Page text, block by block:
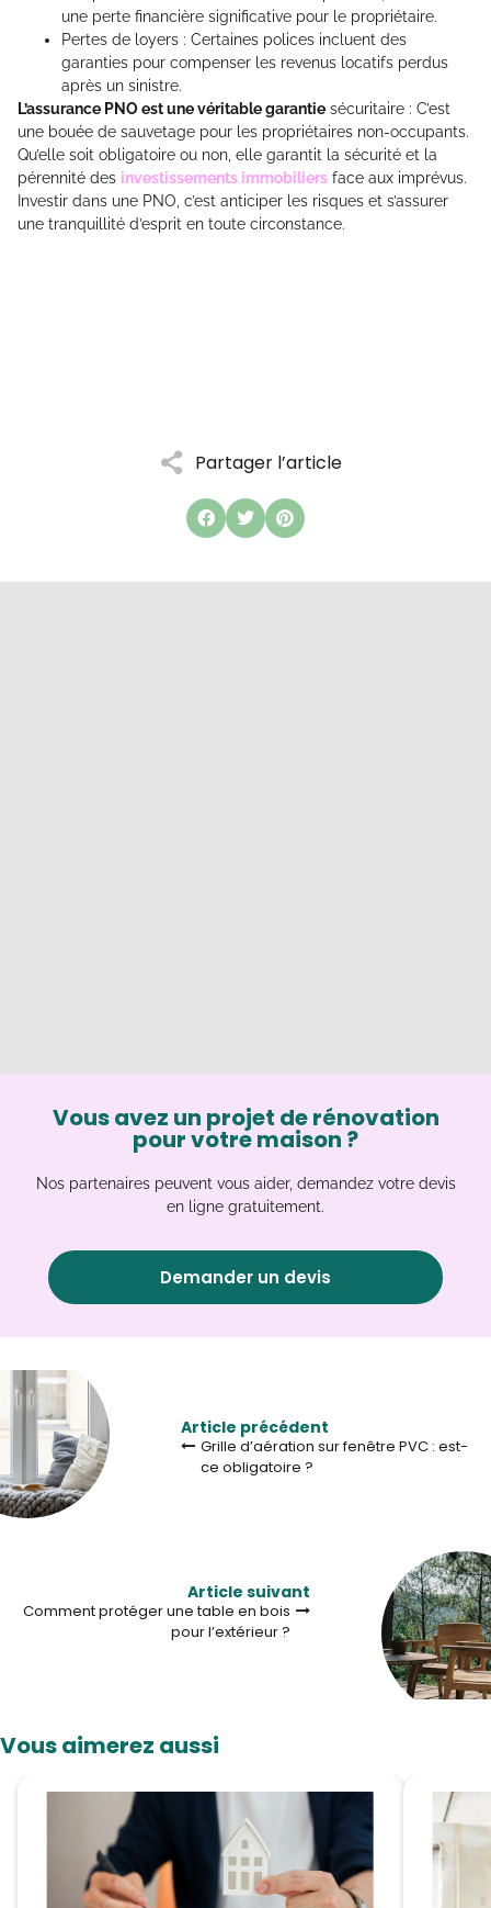
Partager l’article
une perte financière significative pour le propriétaire.
Pertes de loyers : Certaines polices incluent des
garanties pour compenser les revenus locatifs perdus
après un sinistre.
L’assurance PNO est une véritable garantie sécuritaire : C’est
une bouée de sauvetage pour les propriétaires non-occupants.
Qu’elle soit obligatoire ou non, elle garantit la sécurité et la
pérennité des investissements immobiliers face aux imprévus.
Investir dans une PNO, c’est anticiper les risques et s’assurer
une tranquillité d’esprit en toute circonstance.
Vous avez un projet de rénovation
pour votre maison ?
Nos partenaires peuvent vous aider, demandez votre devis
en ligne gratuitement.
Demander un devis
Article précédent
Grille d’aération sur fenêtre PVC : est-
ce obligatoire ?
Article suivant
Comment protéger une table en bois
pour l’extérieur ?
Vous aimerez aussi